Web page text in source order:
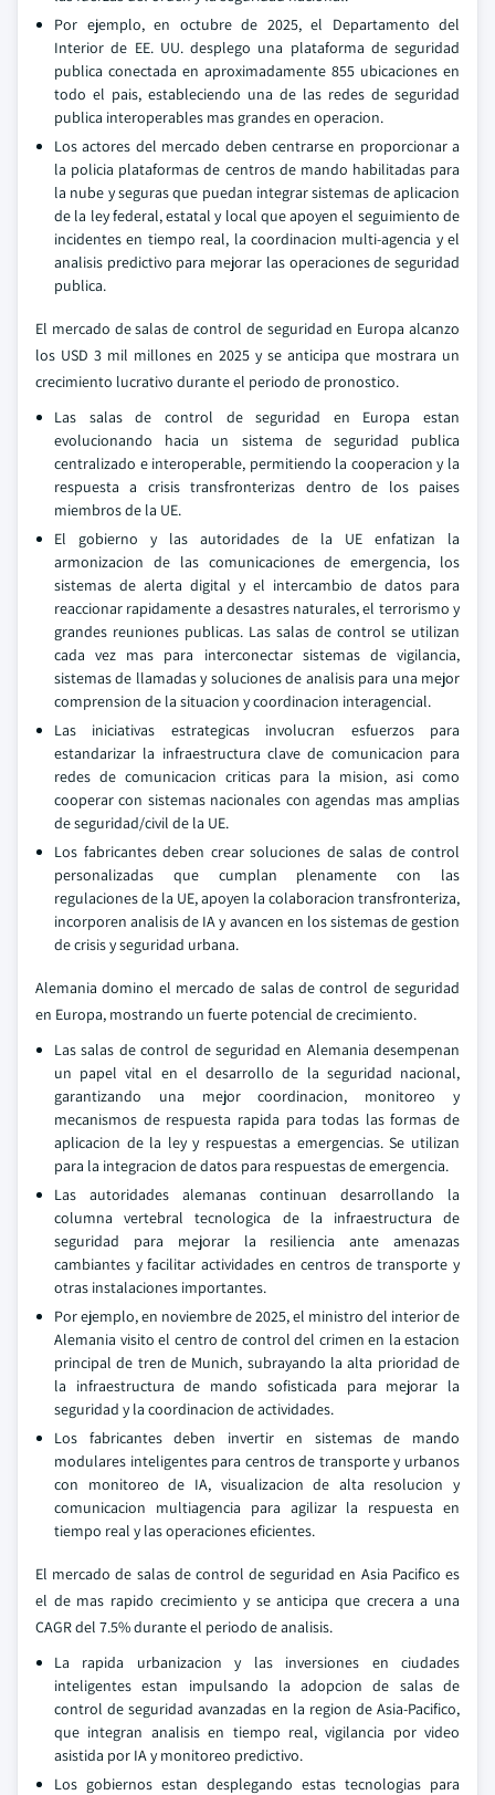
Por ejemplo, en octubre de 2025, el Departamento del
Interior de EE. UU. desplego una plataforma de seguridad
publica conectada en aproximadamente 855 ubicaciones en
todo el pais, estableciendo una de las redes de seguridad
publica interoperables mas grandes en operacion.
Los actores del mercado deben centrarse en proporcionar a
la policia plataformas de centros de mando habilitadas para
la nube y seguras que puedan integrar sistemas de aplicacion
de la ley federal, estatal y local que apoyen el seguimiento de
incidentes en tiempo real, la coordinacion multi-agencia y el
analisis predictivo para mejorar las operaciones de seguridad
publica.
El mercado de salas de control de seguridad en Europa alcanzo
los USD 3 mil millones en 2025 y se anticipa que mostrara un
crecimiento lucrativo durante el periodo de pronostico.
Las salas de control de seguridad en Europa estan
evolucionando hacia un sistema de seguridad publica
centralizado e interoperable, permitiendo la cooperacion y la
respuesta a crisis transfronterizas dentro de los paises
miembros de la UE.
El gobierno y las autoridades de la UE enfatizan la
armonizacion de las comunicaciones de emergencia, los
sistemas de alerta digital y el intercambio de datos para
reaccionar rapidamente a desastres naturales, el terrorismo y
grandes reuniones publicas. Las salas de control se utilizan
cada vez mas para interconectar sistemas de vigilancia,
sistemas de llamadas y soluciones de analisis para una mejor
comprension de la situacion y coordinacion interagencial.
Las iniciativas estrategicas involucran esfuerzos para
estandarizar la infraestructura clave de comunicacion para
redes de comunicacion criticas para la mision, asi como
cooperar con sistemas nacionales con agendas mas amplias
de seguridad/civil de la UE.
Los fabricantes deben crear soluciones de salas de control
personalizadas que cumplan plenamente con las
regulaciones de la UE, apoyen la colaboracion transfronteriza,
incorporen analisis de IA y avancen en los sistemas de gestion
de crisis y seguridad urbana.
Alemania domino el mercado de salas de control de seguridad
en Europa, mostrando un fuerte potencial de crecimiento.
Las salas de control de seguridad en Alemania desempenan
un papel vital en el desarrollo de la seguridad nacional,
garantizando una mejor coordinacion, monitoreo y
mecanismos de respuesta rapida para todas las formas de
aplicacion de la ley y respuestas a emergencias. Se utilizan
para la integracion de datos para respuestas de emergencia.
Las autoridades alemanas continuan desarrollando la
columna vertebral tecnologica de la infraestructura de
seguridad para mejorar la resiliencia ante amenazas
cambiantes y facilitar actividades en centros de transporte y
otras instalaciones importantes.
Por ejemplo, en noviembre de 2025, el ministro del interior de
Alemania visito el centro de control del crimen en la estacion
principal de tren de Munich, subrayando la alta prioridad de
la infraestructura de mando sofisticada para mejorar la
seguridad y la coordinacion de actividades.
Los fabricantes deben invertir en sistemas de mando
modulares inteligentes para centros de transporte y urbanos
con monitoreo de IA, visualizacion de alta resolucion y
comunicacion multiagencia para agilizar la respuesta en
tiempo real y las operaciones eficientes.
El mercado de salas de control de seguridad en Asia Pacifico es
el de mas rapido crecimiento y se anticipa que crecera a una
CAGR del 7.5% durante el periodo de analisis.
La rapida urbanizacion y las inversiones en ciudades
inteligentes estan impulsando la adopcion de salas de
control de seguridad avanzadas en la region de Asia-Pacifico,
que integran analisis en tiempo real, vigilancia por video
asistida por IA y monitoreo predictivo.
Los gobiernos estan desplegando estas tecnologias para